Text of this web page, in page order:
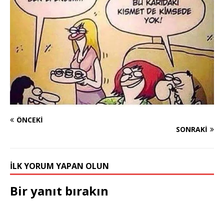
ÖNCEKI
SONRAKI
İLK YORUM YAPAN OLUN
Bir yanıt bırakın